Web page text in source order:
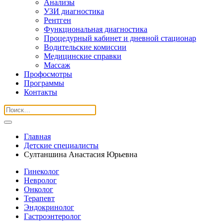
Анализы
УЗИ диагностика
Рентген
Функциональная диагностика
Процедурный кабинет и дневной стационар
Водительские комиссии
Медицинские справки
Массаж
Профосмотры
Программы
Контакты
Главная
Детские специалисты
Султаншина Анастасия Юрьевна
Гинеколог
Невролог
Онколог
Терапевт
Эндокринолог
Гастроэнтеролог